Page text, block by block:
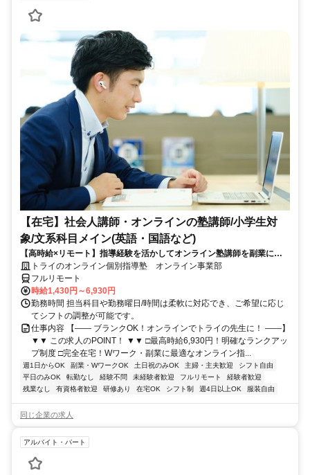
【在宅】社会人講師・オンラインの塾講師/小学生対
象/文系科目メイン(英語・国語など)
【高時給×リモート】指導経験を活かしてオンライン塾講師を副業に！
週1～OK！
トライのオンライン個別指導塾 オンライン事業部
フルリモート
時給1,430円～6,930円
勤務時間 担当科目や勤務曜日/時間は柔軟に対応でき、ご希望に応じ
てシフトの調整が可能です。
仕事内容 【―― ブランクOK！オンラインでトライの先生に！ ――】
▼▼ この求人のPOINT！ ▼▼ □最高時給6,930円！明確なランクアッ
プ制度 □完全在宅！Wワーク・副業に最適なオンライン指...
週1日からOK 副業・WワークOK 土日祝のみOK 主婦・主夫歓迎
シフト自由
平日のみOK
転勤なし 経験不問 未経験者歓迎 フルリモート
経験者歓迎
残業なし
有資格者歓迎 研修あり 在宅OK シフト制 週4日以上OK 服装自由
同じ企業の求人
アルバイト・パート